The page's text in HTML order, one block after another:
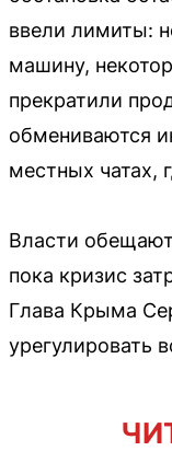
ввели лимиты:
машину,
прекратили
обмениваются
местных чатах,
Власти
пока кризис
Глава Крыма
урегулировать